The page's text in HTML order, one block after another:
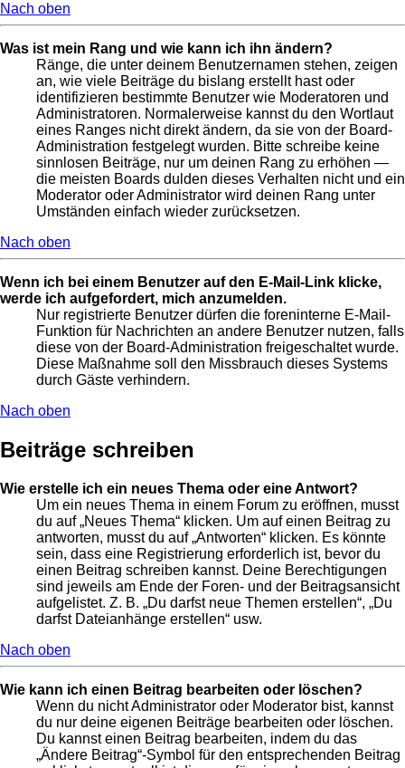
Nach oben
Was ist mein Rang und wie kann ich ihn ändern?
Ränge, die unter deinem Benutzernamen stehen, zeigen
an, wie viele Beiträge du bislang erstellt hast oder
identifizieren bestimmte Benutzer wie Moderatoren und
Administratoren. Normalerweise kannst du den Wortlaut
eines Ranges nicht direkt ändern, da sie von der Board-
Administration festgelegt wurden. Bitte schreibe keine
sinnlosen Beiträge, nur um deinen Rang zu erhöhen —
die meisten Boards dulden dieses Verhalten nicht und ein
Moderator oder Administrator wird deinen Rang unter
Umständen einfach wieder zurücksetzen.
Nach oben
Wenn ich bei einem Benutzer auf den E-Mail-Link klicke,
werde ich aufgefordert, mich anzumelden.
Nur registrierte Benutzer dürfen die foreninterne E-Mail-
Funktion für Nachrichten an andere Benutzer nutzen, falls
diese von der Board-Administration freigeschaltet wurde.
Diese Maßnahme soll den Missbrauch dieses Systems
durch Gäste verhindern.
Nach oben
Beiträge schreiben
Wie erstelle ich ein neues Thema oder eine Antwort?
Um ein neues Thema in einem Forum zu eröffnen, musst
du auf „Neues Thema“ klicken. Um auf einen Beitrag zu
antworten, musst du auf „Antworten“ klicken. Es könnte
sein, dass eine Registrierung erforderlich ist, bevor du
einen Beitrag schreiben kannst. Deine Berechtigungen
sind jeweils am Ende der Foren- und der Beitragsansicht
aufgelistet. Z. B. „Du darfst neue Themen erstellen“, „Du
darfst Dateianhänge erstellen“ usw.
Nach oben
Wie kann ich einen Beitrag bearbeiten oder löschen?
Wenn du nicht Administrator oder Moderator bist, kannst
du nur deine eigenen Beiträge bearbeiten oder löschen.
Du kannst einen Beitrag bearbeiten, indem du das
„Ändere Beitrag“-Symbol für den entsprechenden Beitrag